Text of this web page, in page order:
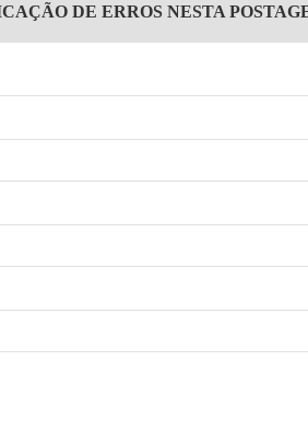
DE ERROS NESTA